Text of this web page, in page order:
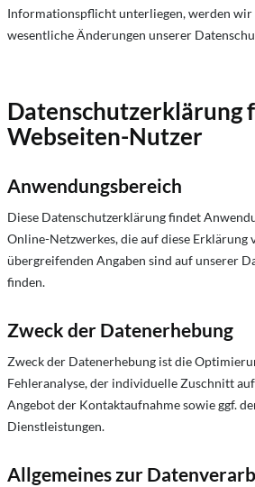
Informationspflicht unterliegen, werden wir
wesentliche Änderungen unserer
Datenschutzerklärung
Webseiten-Nutzer
Anwendungsbereich
Diese Datenschutzerklärung findet
Online-Netzwerkes, die auf diese Erklärung
übergreifenden Angaben sind auf unserer
finden.
Zweck der Datenerhebung
Zweck der Datenerhebung ist die
Fehleranalyse, der individuelle Zuschnitt
Angebot der Kontaktaufnahme sowie ggf.
Dienstleistungen.
Allgemeines zur